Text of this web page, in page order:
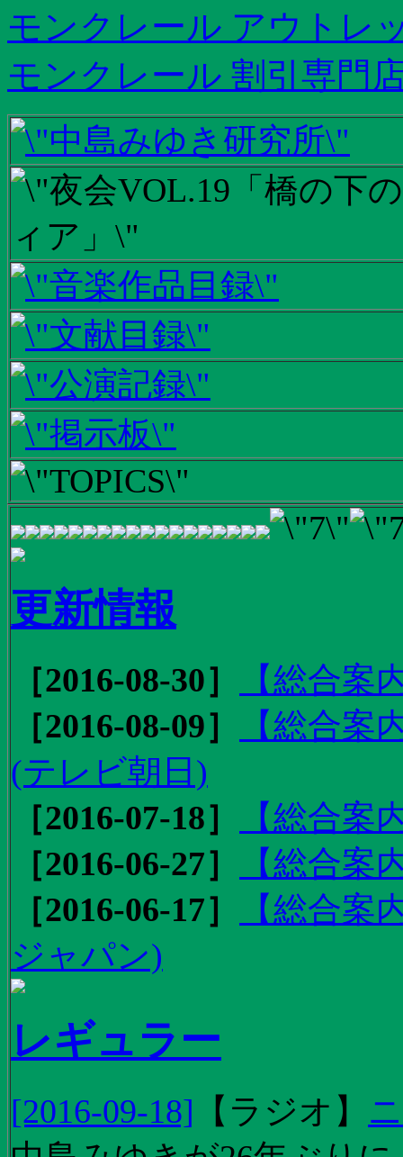
モンクレール アウトレ
モンクレール 割引専門
更新情報
［2016-08-30］
【総合
［2016-08-09］
【総合
(テレビ朝日)
［2016-07-18］
【総合案
［2016-06-27］
【総合案
［2016-06-17］
【総合
ジャパン)
レギュラー
[2016-09-18] 【 ラジオ 】